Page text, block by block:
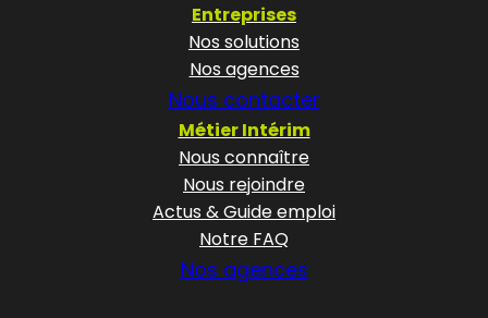
Entreprises
Nos solutions
Nos agences
Nous contacter
Métier Intérim
Nous connaître
Nous rejoindre
Actus & Guide emploi
Notre FAQ
Nos agences